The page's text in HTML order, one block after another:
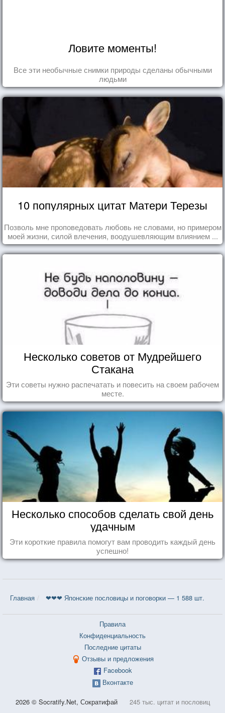
Ловите моменты!
Все эти необычные снимки природы сделаны обычными
людьми
10 популярных цитат Матери Терезы
Позволь мне проповедовать любовь не словами, но примером
моей жизни, силой влечения, воодушевляющим влиянием ...
Несколько советов от Мудрейшего
Стакана
Эти советы нужно распечатать и повесить на своем рабочем
месте.
Несколько способов сделать свой день
удачным
Эти короткие правила помогут вам проводить каждый день
успешно!
Главная ❤❤❤ Японские пословицы и поговорки — 1 588 шт.
Правила
Конфиденциальность
Последние цитаты
Отзывы и предложения
Facebook
Вконтакте
2026 © Socratify.Net, Сократифай 245 тыс. цитат и пословиц